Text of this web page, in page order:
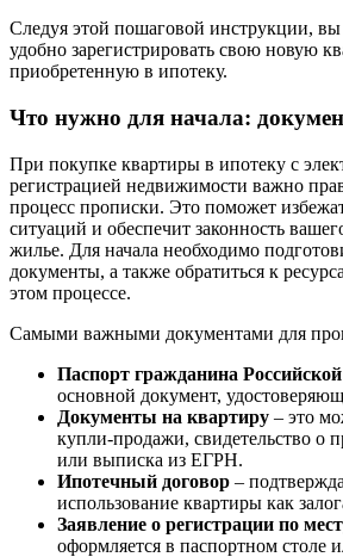
Следуя этой пошаговой инструкции,
удобно зарегистрировать свою новую
приобретенную в ипотеку.
Что нужно для начала:
При покупке квартиры в ипотеку с
регистрацией недвижимости важно
процесс прописки. Это поможет
ситуаций и обеспечит законность
жилье. Для начала необходимо
документы, а также обратиться к
этом процессе.
Самыми важными документами для
Паспорт гражданина
основной документ,
Документы на квартиру – это
купли-продажи, свидетельство о
или выписка из ЕГРН.
Ипотечный договор –
использование квартиры как
Заявление о регистрации по
оформляется в паспортном